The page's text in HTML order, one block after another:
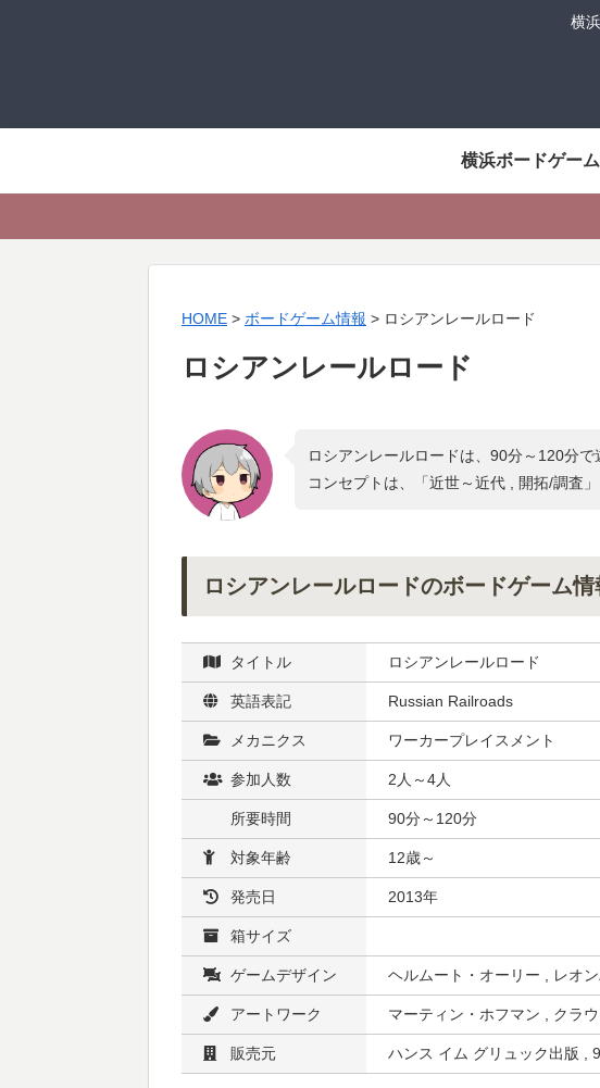
横
横浜ボードゲー
HOME > ボードゲーム情報 > ロシアンレールロード
ロシアンレールロード
ロシアンレールロードは、90分～120分
コンセプトは、「近世～近代 , 開拓/調査
ロシアンレールロードのボードゲーム情
タイトル ロシアンレールロード
英語表記 Russian Railroads
メカニクス ワーカープレイスメント
参加人数 2人～4人
所要時間 90分～120分
対象年齢 12歳～
発売日 2013年
箱サイズ
ゲームデザイン ヘルムート・オーリー , レオ
アートワーク マーティン・ホフマン , クラ
販売元 ハンス イム グリュック出版 ,